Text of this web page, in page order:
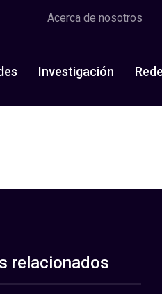
Acerca de nosotros
Investigación
relacionados